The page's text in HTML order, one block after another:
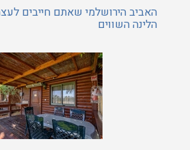
האביב הירושלמי שאתם חייבים
הלינה השווים